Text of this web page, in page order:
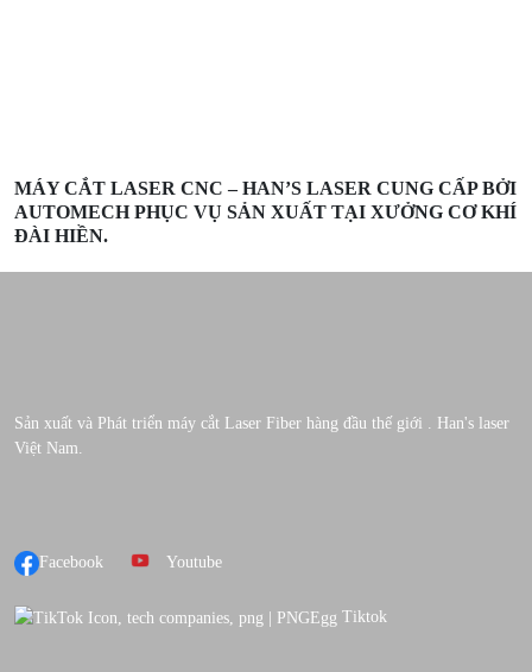
MÁY CẮT LASER CNC – HAN’S LASER CUNG CẤP BỞI
AUTOMECH PHỤC VỤ SẢN XUẤT TẠI XƯỞNG CƠ KHÍ
ĐÀI HIỀN.
Sản xuất và Phát triển máy cắt Laser Fiber hàng đầu thế giới . Han's laser
Việt Nam.
Facebook Youtube
Tiktok